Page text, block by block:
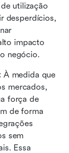
utilização
desperdícios,
impacto
negócio.
À medida que
mercados,
força de
de forma
sem
Essa